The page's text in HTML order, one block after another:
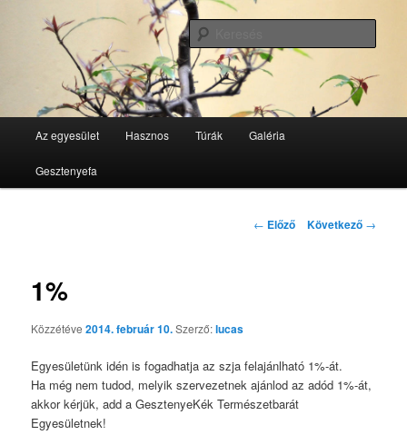
GesztenyeKék
GesztenyeKék Természetbarát Egyesület honlapja
Az egyesület Hasznos Túrák Galéria
Gesztenyefa
Bejegyzés
← Előző Következő →
1%
Közzétéve2014. február 10.Szerző:lucas
Egyesületünk idén is fogadhatja az szja felajánlható 1%-át.
Ha még nem tudod, melyik szervezetnek ajánlod az adód 1%-át,
akkor kérjük, add a GesztenyeKék Természetbarát
Egyesületnek!